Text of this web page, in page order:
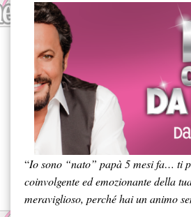
“Io sono “nato” papà 5 mesi fa… ti
coinvolgente ed emozionante della
meraviglioso, perché hai un animo